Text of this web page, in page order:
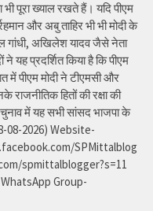
पूरा ख्याल रखते हैं। यदि पीएम
और अबु ताहिर भी भी मोदी के
गांधी, अखिलेश यादव जैसे नेता
यह प्रदर्शित किया है कि पीएम
में पीएम मोदी ने टीएमसी और
राजनीतिक हितों की रक्षा की
चुनाव में यह सभी सांसद भाजपा के
08-2026) Website-
SPMittalblog
spmittalblogger?s=11
Group-